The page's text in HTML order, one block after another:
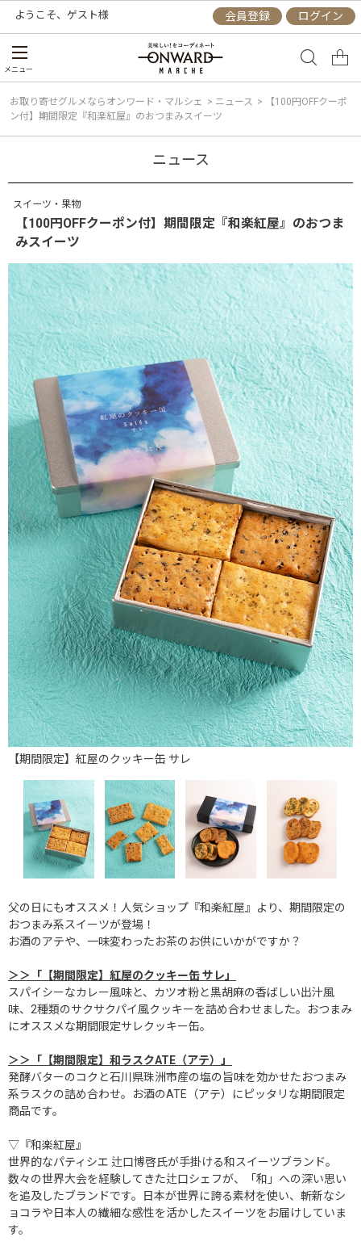
ようこそ、 ゲスト様 会員登録 ログイン
メニュー
お取り寄せグルメならオンワード・マルシェ > ニュース >
【100円OFFクーポ
ン付】期間限定『和楽紅屋』のおつまみスイーツ
ニュース
スイーツ・果物
【100円OFFクーポン付】期間限定『和楽紅屋』のおつま
みスイーツ
【期間限定】紅屋のクッキー缶 サレ
父の日にもオススメ！人気ショップ『和楽紅屋』より、期間限定の
おつまみ系スイーツが登場！
お酒のアテや、一味変わったお茶のお供にいかがですか？
＞＞「【期間限定】紅屋のクッキー缶 サレ」
スパイシーなカレー風味と、カツオ粉と黒胡麻の香ばしい出汁風
味、2種類のサクサクパイ風クッキーを詰め合わせました。おつまみ
にオススメな期間限定サレクッキー缶。
＞＞「【期間限定】和ラスクATE（アテ）」
発酵バターのコクと石川県珠洲市産の塩の旨味を効かせたおつまみ
系ラスクの詰め合わせ。お酒のATE（アテ）にピッタリな期間限定
商品です。
▽『和楽紅屋』
世界的なパティシエ 辻口博啓氏が手掛ける和スイーツブランド。
数々の世界大会を経験してきた辻口シェフが、「和」への深い思い
を追及したブランドです。日本が世界に誇る素材を使い、斬新なシ
ョコラや日本人の繊細な感性を活かしたスイーツをお届けしていま
す。